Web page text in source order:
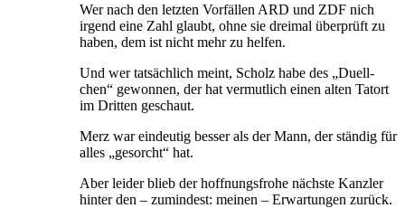
Wer nach den letzten Vorfällen ARD und ZDF nich
irgend eine Zahl glaubt, ohne sie dreimal überprüft zu
haben, dem ist nicht mehr zu helfen.
Und wer tatsächlich meint, Scholz habe des „Duell-
chen“ gewonnen, der hat vermutlich einen alten Tatort
im Dritten geschaut.
Merz war eindeutig besser als der Mann, der ständig für
alles „gesorcht“ hat.
Aber leider blieb der hoffnungsfrohe nächste Kanzler
hinter den – zumindest: meinen – Erwartungen zurück.